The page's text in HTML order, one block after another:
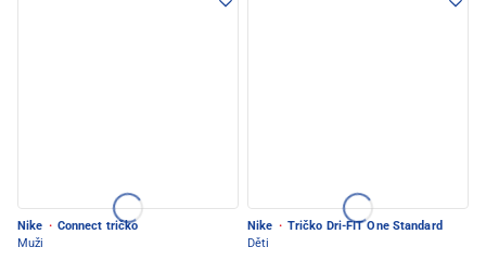
Nike · Connect tričko
Muži
Nike · Tričko Dri-FIT One Standard
Děti